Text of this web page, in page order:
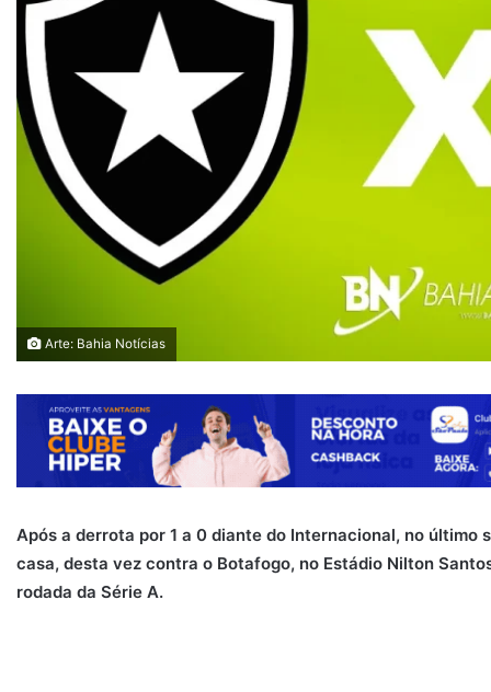
Arte: Bahia Notícias
Após a derrota por 1 a 0 diante do Internacional, no último
casa, desta vez contra o Botafogo, no Estádio Nilton
rodada da Série A.